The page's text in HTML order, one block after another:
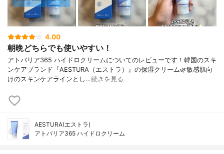
4.00
朝晩どちらでも使いやすい！
アトバリア365 ハイドロクリームについてのレビューです！韓国のスキ
ンケアブランド『AESTURA（エストラ）』の保湿クリーム🌿敏感肌向
けのスキンケアラインとし…続きを見る
AESTURA(エストラ)
アトバリア365 ハイドロクリーム